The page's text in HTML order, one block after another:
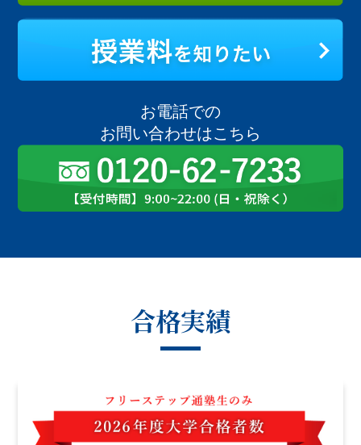
お電話での
お問い合わせはこちら
合格実績